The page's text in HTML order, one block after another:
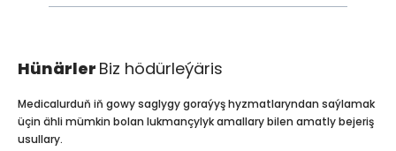
Hünärler Biz hödürleýäris
Medicalurduň iň gowy saglygy goraýyş hyzmatlaryndan saýlamak
üçin ähli mümkin bolan lukmançylyk amallary bilen amatly bejeriş
usullary.